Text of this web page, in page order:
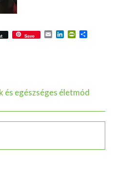
Save EmailLinkedIn
és egészséges életmód